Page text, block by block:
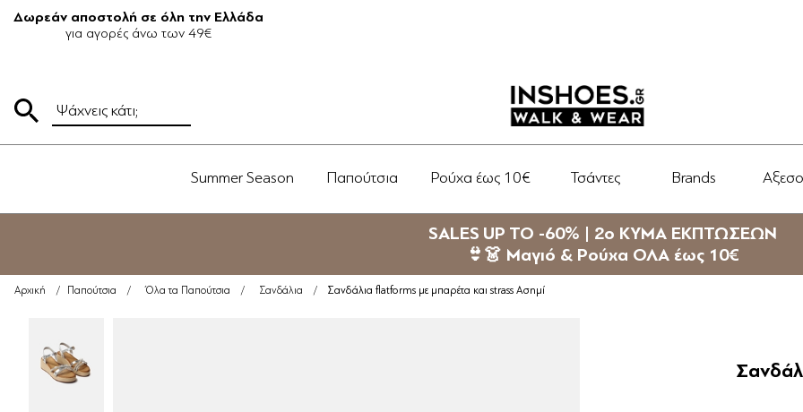
Δωρεάν αποστολή σε όλη την Ελλάδα
για αγορές άνω των 49€
Summer Season Παπούτσια Ρούχα έως 10€ Τσάντες Brands
SALES UP TO -60% | 2ο ΚΥΜΑ ΕΚΠΤΩΣΕΩΝ
👙👗 Μαγιό & Ρούχα ΟΛΑ έως 10€
Αρχική / Παπούτσια / Όλα τα Παπούτσια / Σανδάλια / Σανδάλια flatforms με μπαρέτα και strass Ασημί